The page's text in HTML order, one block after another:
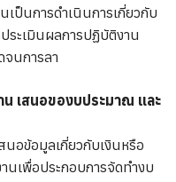
ป็นการดำเนินการเกี่ยวกับ
ระเมินผลการปฏิบัติงาน
จนการลา
เสนอของบประมาณ และ
อข้อมูลเกี่ยวกับเงินหรือ
เพื่อประกอบการจัดทำงบ